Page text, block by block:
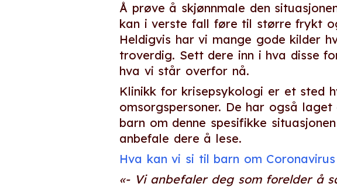
Å prøve å skjønnmale den
kan i verste fall føre til større frykt
Heldigvis har vi mange gode kilder
troverdig. Sett dere inn i hva disse
hva vi står overfor nå.
Klinikk for krisepsykologi er et sted
omsorgspersoner. De har også
barn om denne spesifikke
anbefale dere å lese.
Hva kan vi si til barn om Coronavirus
«- Vi anbefaler deg som forelder å